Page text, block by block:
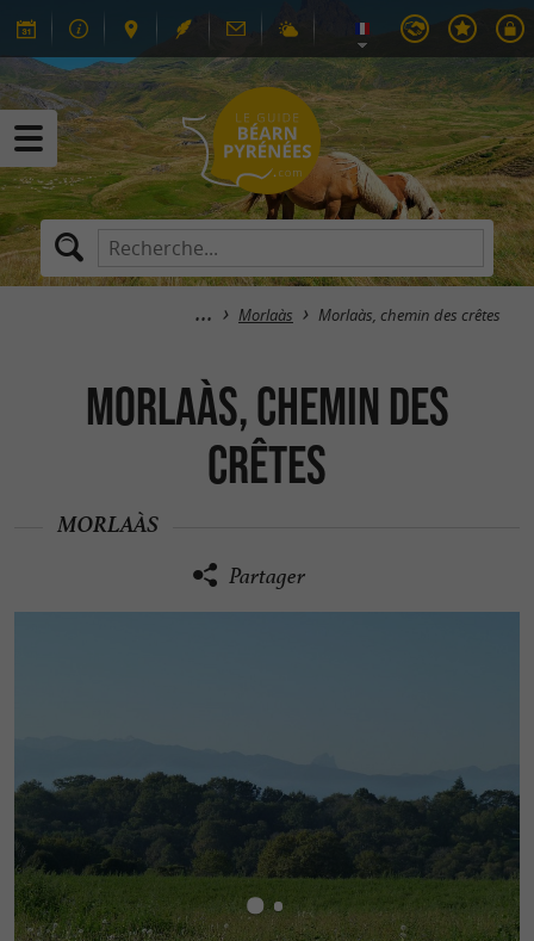
Morlaàs Morlaàs, chemin des crêtes
Morlaàs, chemin des
crêtes
MORLAÀS
Partager